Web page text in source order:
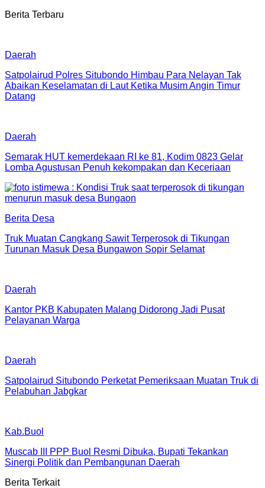
Berita Terbaru
Daerah
Satpolairud Polres Situbondo Himbau Para Nelayan Tak
Abaikan Keselamatan di Laut Ketika Musim Angin Timur
Datang
Daerah
Semarak HUT kemerdekaan RI ke 81, Kodim 0823 Gelar
Lomba Agustusan Penuh kekompakan dan Keceriaan
Berita Desa
Truk Muatan Cangkang Sawit Terperosok di Tikungan
Turunan Masuk Desa Bungawon Sopir Selamat
Daerah
Kantor PKB Kabupaten Malang Didorong Jadi Pusat
Pelayanan Warga
Daerah
Satpolairud Situbondo Perketat Pemeriksaan Muatan Truk di
Pelabuhan Jabgkar
Kab.Buol
Muscab III PPP Buol Resmi Dibuka, Bupati Tekankan
Sinergi Politik dan Pembangunan Daerah
Berita Terkait